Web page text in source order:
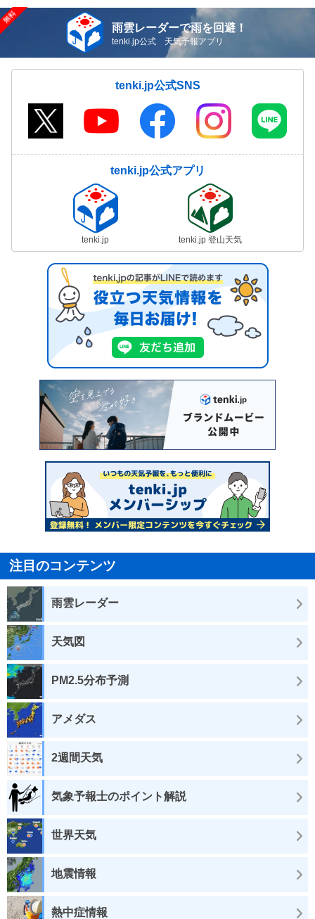
雨雲レーダーで雨を回避！
tenki.jp公式 天気予報アプリ
tenki.jp公式SNS
tenki.jp公式アプリ
tenki.jp tenki.jp 登山天気
注目のコンテンツ
雨雲レーダー
天気図
PM2.5分布予測
アメダス
2週間天気
気象予報士のポイント解説
世界天気
地震情報
熱中症情報